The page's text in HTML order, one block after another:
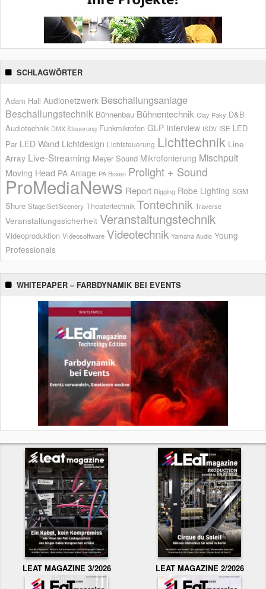
SCHLAGWÖRTER
Adam Hall Audionetzwerk Beschallungsanlage
Beschallungstechnik Bühnenbau Bühnentechnik Clay Paky D&B
Audiotechnik DMX Steuerung Funkmikrofon GLP Interview ISDV ISE LED
Par LED Wand Lichtdesign Lichtsteuerung Lichttechnik Line
Array Live-Streaming Meyer Sound Mikrofonierung Mischpult
Moving Head PA Anlage PA Boxen Prolight + Sound
ProMediaNews Report Rigging Robe Lighting SGM
Shure Stage|Set|Scenery Theatertechnik Tontechnik Traverse
Veranstaltungssicherheit Veranstaltungstechnik
Videoproduktion Videosoftware Videotechnik Yamaha Audio Young
Professionals
WHITEPAPER – FARBDYNAMIK BEI EVENTS
LEAT MAGAZINE 3/2026 LEAT MAGAZINE 2/2026